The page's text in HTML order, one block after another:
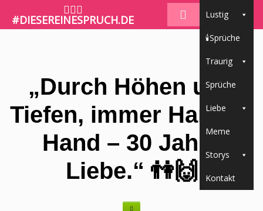
🤷🏼‍♀️
#DIESEREINESPRUCH.DE Lustig
🕯Sprüche
Traurig
Sprüche
Liebe
Meme
Storys
Kontakt
„Durch Höhen und
Tiefen, immer Hand in
Hand – 30 Jahre
Liebe.“ 👫🙌